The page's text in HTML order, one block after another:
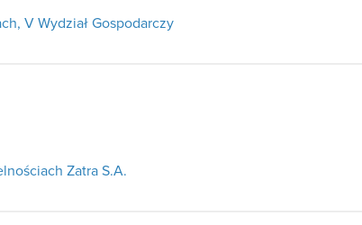
V Wydział Gospodarczy
Zatra S.A.